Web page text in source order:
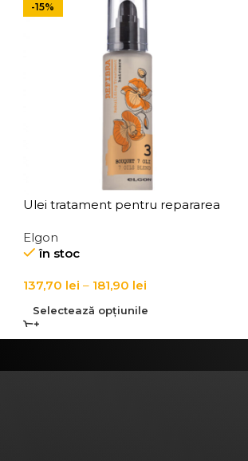
-15%
Ulei tratament pentru repararea
Oil Blend
Elgon
în stoc
137,70 lei – 181,90 lei
Selectează opțiunile